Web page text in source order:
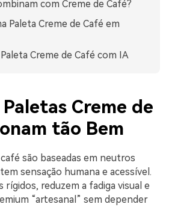
com Creme de Café?
Paleta Creme de Café em
Creme de Café com IA
Creme de
tão Bem
são baseadas em neutros
sensação humana e acessível.
rígidos, reduzem a fadiga visual e
“artesanal” sem depender